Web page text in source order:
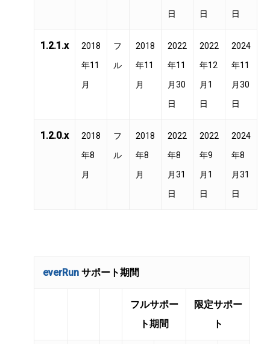
日
日
日
1.2.1.x
2018
年11
月
フ
ル
2018
年11
月
2022
年11
月30
日
2022
年12
月1
日
2024
年11
月30
日
1.2.0.x
2018
年8
月
フ
ル
2018
年8
月
2022
年8
月31
日
2022
年9
月1
日
2024
年8
月31
日
everRun サポート期間
フルサポー
ト期間
限定サポー
ト